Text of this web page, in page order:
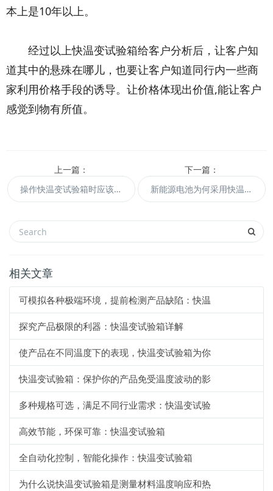
本上是10年以上。
经过以上快温变试验箱给客户分析后，让客户知
道其中的悬殊在哪儿，也要让客户知道同行内一些商
家利用价格手段的诱导。让价格体现出价值,能让客户
感觉到物有所值。
上一篇：
操作快温变试验箱时应该注意的七个要点
下一篇：
新能源电池为何采用快温变试验箱做试验
相关文章
可模拟各种极端环境，提前检测产品缺陷：快温
探究产品极限的利器：快温变试验箱详解
使产品在不同温度下的表现，快温变试验箱为你
快温变试验箱：保护你的产品免受温度波动的影
多种规格可选，满足不同行业需求：快温变试验
高效节能，环保可靠：快温变试验箱
全自动化控制，智能化操作：快温变试验箱
为什么说快温变试验箱是测量材料温度响应和热